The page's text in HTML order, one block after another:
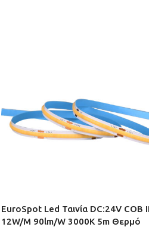
EuroSpot Led Ταινία DC:24V COB
12W/M 90lm/W 3000K 5m Θερμό